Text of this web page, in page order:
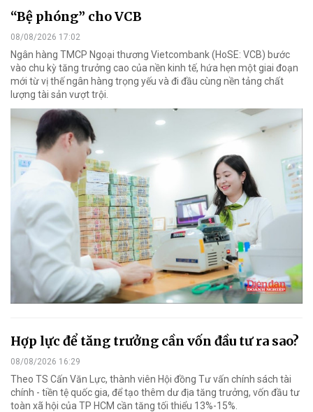
“Bệ phóng” cho VCB
08/08/2026 17:02
Ngân hàng TMCP Ngoại thương Vietcombank (HoSE: VCB) bước
vào chu kỳ tăng trưởng cao của nền kinh tế, hứa hẹn một giai đoạn
mới từ vị thế ngân hàng trọng yếu và đi đầu cùng nền tảng chất
lượng tài sản vượt trội.
Hợp lực để tăng trưởng cần vốn đầu tư ra sao?
08/08/2026 16:29
Theo TS Cấn Văn Lực, thành viên Hội đồng Tư vấn chính sách tài
chính - tiền tệ quốc gia, để tạo thêm dư địa tăng trưởng, vốn đầu tư
toàn xã hội của TP HCM cần tăng tối thiểu 13%-15%.